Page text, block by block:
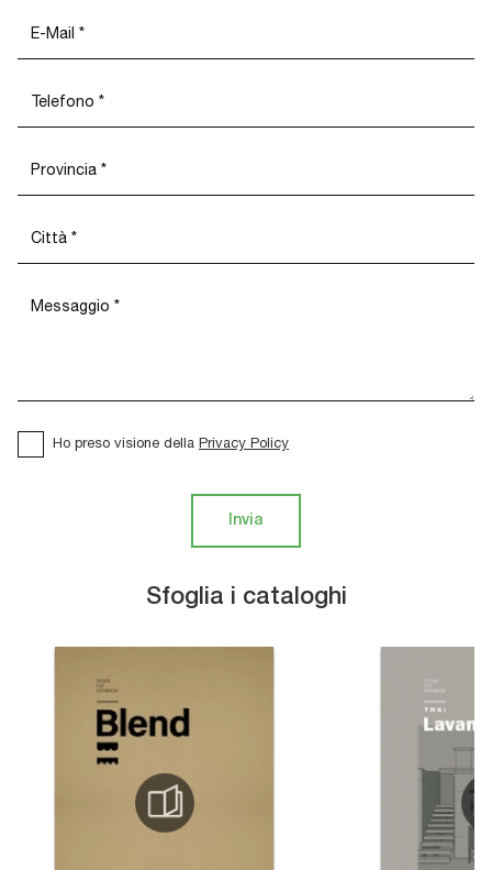
Sfoglia i cataloghi
Ho preso visione della Privacy Policy
Invia